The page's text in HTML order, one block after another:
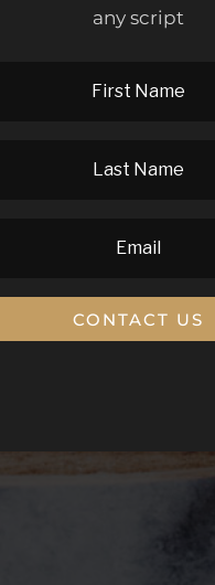
any script
CONTACT US